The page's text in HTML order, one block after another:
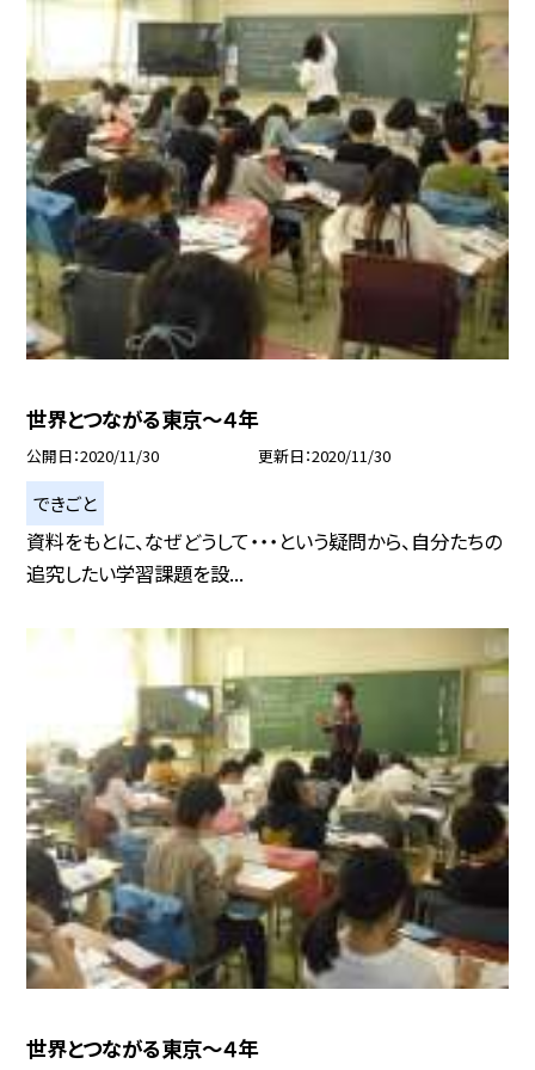
世界とつながる東京〜４年
公開日 2020/11/30 更新日 2020/11/30
できごと
資料をもとに、なぜどうして・・・という疑問から、自分たちの
追究したい学習課題を設...
世界とつながる東京〜４年